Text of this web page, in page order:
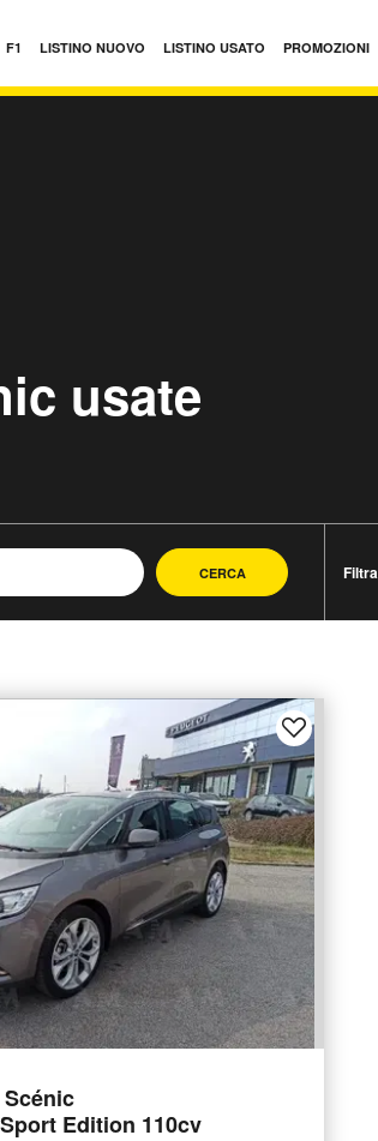
F1 LISTINO NUOVO LISTINO USATO PROMOZIONI
usate
CERCA Filtra
Edition 110cv